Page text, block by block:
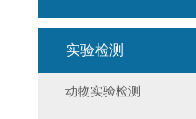
实验检测
动物实验检测